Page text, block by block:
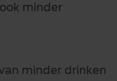
minder
minder drinken